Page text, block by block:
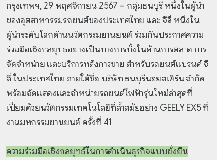
กรุงเทพฯ, 29 พฤศจิกายน 2567 – กลุ่มธนบุรี หนึ่งในผู้นำ
ของอุตสาหกรรมรถยนต์ของประเทศไทย และ จีลี่ หนึ่งใน
ผู้นำระดับโลกด้านนวัตกรรมยานยนต์ ร่วมกันประกาศความ
ร่วมมือเชิงกลยุทธอย่างเป็นทางการทั้งในด้านการตลาด การ
จัดจำหน่าย และบริการหลังการขาย สำหรับรถยนต์แบรนด์ จี
ลี่ ในประเทศไทย ภายใต้ชื่อ บริษัท ธนบุรีนอยสเติร์น จำกัด
พร้อมจัดแสดงและจำหน่ายรถยนต์ไฟฟ้ารุ่นใหม่ล่าสุดที่
เปี่ยมด้วยนวัตกรรมเทคโนโลยีที่ล้ำสมัยอย่าง GEELY EX5 ที่
งานมหกรรมยานยนต์ ครั้งที่ 41
ความร่วมมือเชิงกลยุทธ์ในการดำเนินธุรกิจแบบยั่งยืน